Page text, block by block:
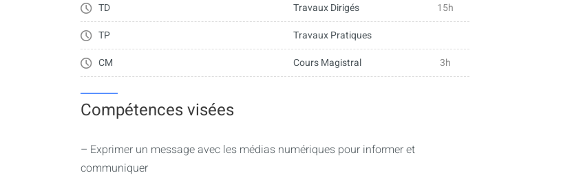
TD Travaux Dirigés
15h
TP
Travaux Pratiques
CM
Cours Magistral 3h
Compétences visées
– Exprimer un message avec les médias numériques pour informer et
communiquer